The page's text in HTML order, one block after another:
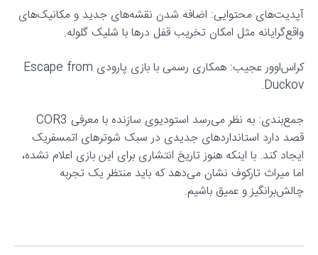
آپدیت‌های محتوایی: اضافه شدن نقشه‌های جدید و مکانیک‌های
واقع‌گرایانه مثل امکان تخریب قفل درها با شلیک گلوله.
کراس‌اوور عجیب: همکاری رسمی با بازی پارودی Escape from
Duckov.
جمع‌بندی: به نظر می‌رسد استودیوی سازنده با معرفی COR3
قصد دارد استانداردهای جدیدی در سبک شوترهای اتمسفریک
ایجاد کند. با اینکه هنوز تاریخ انتشاری برای این بازی اعلام نشده،
اما میراث تارکوف نشان می‌دهد که باید منتظر یک تجربه
چالش‌برانگیز و عمیق باشیم.